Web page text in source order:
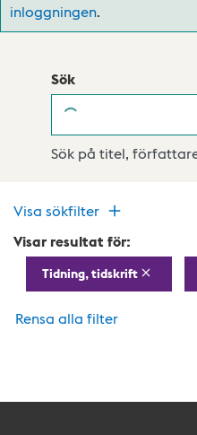
inloggningen.
Sök
Sök på titel,
Visa sökfilter
Visar resultat för:
Tidning, tidskrift
Rensa alla filter